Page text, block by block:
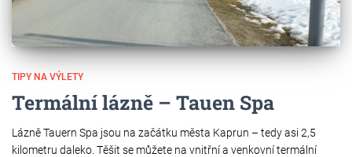
TIPY NA VÝLETY
Termální lázně – Tauen Spa
Lázně Tauern Spa jsou na začátku města Kaprun – tedy asi 2,5
kilometru daleko. Těšit se můžete na vnitřní a venkovní termální